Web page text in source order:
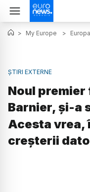
> My Europe > Europa
ȘTIRI EXTERNE
Noul
Barnier, şi-a
Acesta vrea,
creşterii